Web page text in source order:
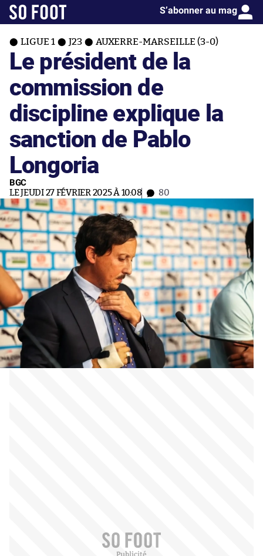
S’abonner au mag
LIGUE 1 J23 AUXERRE-MARSEILLE (3-0)
Le président de la
commission de
discipline explique la
sanction de Pablo
Longoria
BGC
LE JEUDI 27 FÉVRIER 2025 À 10:08 80